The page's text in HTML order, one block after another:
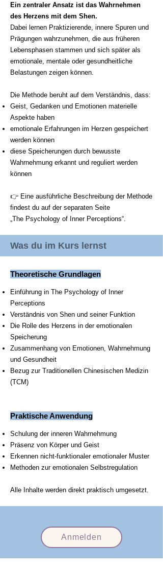
Ein zentraler Ansatz ist das Wahrnehmen
des Herzens mit dem Shen.
Dabei lernen Praktizierende, innere Spuren und
Prägungen wahrzunehmen, die aus früheren
Lebensphasen stammen und sich später als
emotionale, mentale oder gesundheitliche
Belastungen zeigen können.
Die Methode beruht auf dem Verständnis, dass:
Geist, Gedanken und Emotionen materielle
Aspekte haben
emotionale Erfahrungen im Herzen gespeichert
werden können
diese Speicherungen durch bewusste
Wahrnehmung erkannt und reguliert werden
können
👉 Eine ausführliche Beschreibung der Methode
findest du auf der separaten Seite
„The Psychology of Inner Perceptions“.
Was du im Kurs lernst
Theoretische Grundlagen
Einführung in The Psychology of Inner
Perceptions
Verständnis von Shen und seiner Funktion
Die Rolle des Herzens in der emotionalen
Speicherung
Zusammenhang von Emotionen, Wahrnehmung
und Gesundheit
Bezug zur Traditionellen Chinesischen Medizin
(TCM)
Praktische Anwendung
Schulung der inneren Wahrnehmung
Präsenz von Körper und Geist
Erkennen nicht-funktionaler emotionaler Muster
Methoden zur emotionalen Selbstregulation
Alle Inhalte werden direkt praktisch umgesetzt.
Anmelden